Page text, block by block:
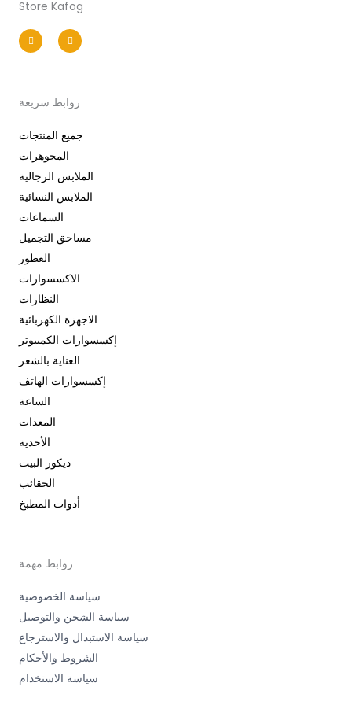
Store Kafog
n
s
t
m
a
c
e
-
f
روابط سريعة
جميع المنتجات
المجوهرات
الملابس الرجالية
الملابس النسائية
السماعات
مساحق التجميل
العطور
الاكسسوارات
النظارات
الاجهزة الكهربائية
إكسسوارات الكمبيوتر
العناية بالشعر
إكسسوارات الهاتف
الساعة
المعدات
الأحدية
ديكور البيت
الحقائب
أدوات المطبخ
روابط مهمة
سياسة الخصوصية
سياسة الشحن والتوصيل
سياسة الاستبدال والاسترجاع
الشروط والأحكام
سياسة الاستخدام